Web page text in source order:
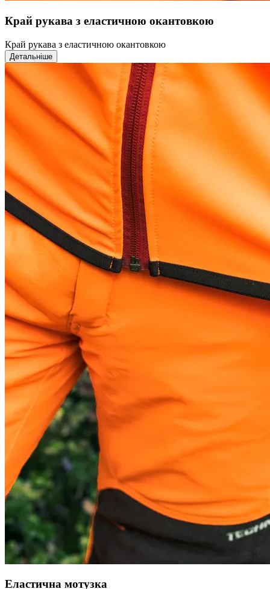
Край рукава з еластичною окантовкою
Край рукава з еластичною окантовкою
Детальніше
Еластична мотузка